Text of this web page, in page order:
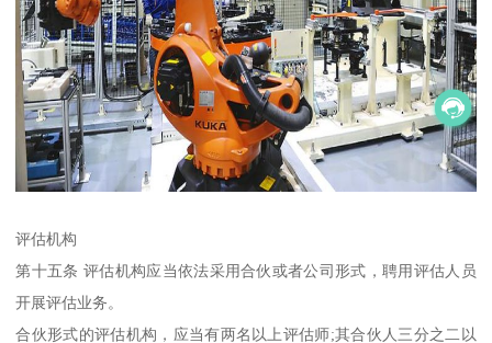
评估机构
第十五条 评估机构应当依法采用合伙或者公司形式，聘用评估人员
开展评估业务。
合伙形式的评估机构，应当有两名以上评估师;其合伙人三分之二以